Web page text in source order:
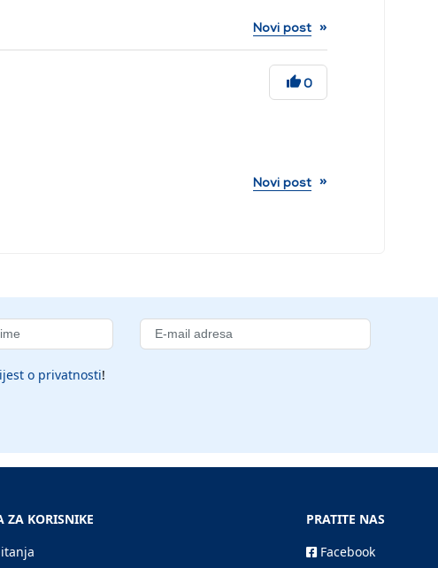
Novi post »
0
Novi post »
o privatnosti!
ZA KORISNIKE
PRATITE NAS
Facebook